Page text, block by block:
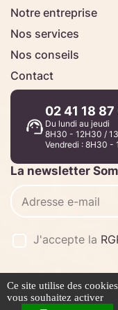
Notre entreprise
Nos services
Nos conseils
Contact
02 41 18
Du lundi au jeudi
8H30 - 12H30 /
Vendredi : 8H30 -
La newsletter
J'accepte la
Mentions légales
Ce site utilise des
vous souhaitez activer